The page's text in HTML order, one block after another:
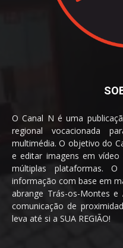
O Canal N é uma
regional vocacionada
multimédia. O objetivo do
e editar imagens em vídeo
múltiplas plataformas.
informação com base em
abrange Trás-os-Montes
comunicação de
leva até si a SUA REGIÃO!